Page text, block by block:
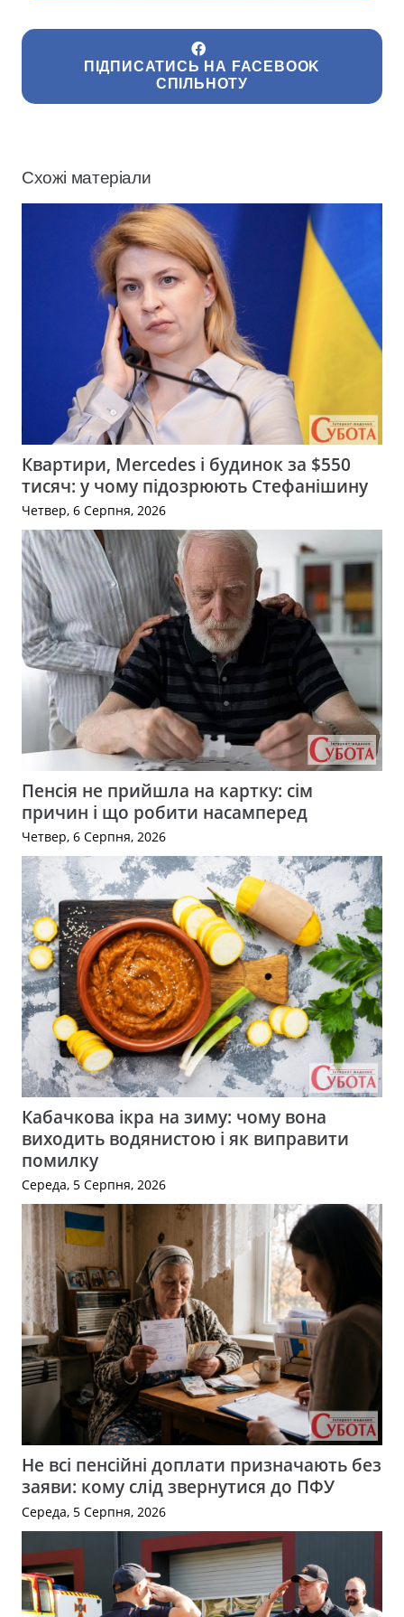
ПІДПИСАТИСЬ НА FACEBOOK
СПІЛЬНОТУ
Схожі матеріали
Квартири, Mercedes і будинок за $550
тисяч: у чому підозрюють Стефанішину
Четвер, 6 Серпня, 2026
Пенсія не прийшла на картку: сім
причин і що робити насамперед
Четвер, 6 Серпня, 2026
Кабачкова ікра на зиму: чому вона
виходить водянистою і як виправити
помилку
Середа, 5 Серпня, 2026
Не всі пенсійні доплати призначають без
заяви: кому слід звернутися до ПФУ
Середа, 5 Серпня, 2026